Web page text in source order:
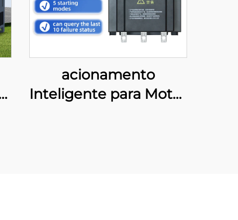
acionamento
Inteligente para Motor